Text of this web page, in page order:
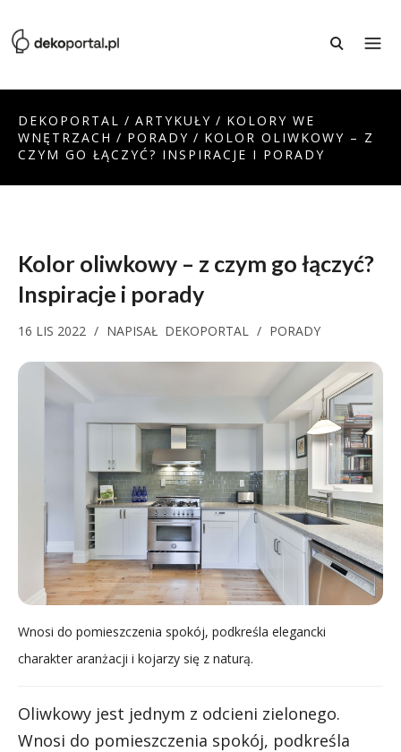
DEKOPORTAL / ARTYKUŁY / KOLORY WE
WNĘTRZACH / PORADY / KOLOR OLIWKOWY – Z
CZYM GO ŁĄCZYĆ? INSPIRACJE I PORADY
Kolor oliwkowy – z czym go łączyć?
Inspiracje i porady
16 LIS 2022 / NAPISAŁ DEKOPORTAL / PORADY
Wnosi do pomieszczenia spokój, podkreśla elegancki
charakter aranżacji i kojarzy się z naturą.
Oliwkowy jest jednym z odcieni zielonego.
Wnosi do pomieszczenia spokój, podkreśla